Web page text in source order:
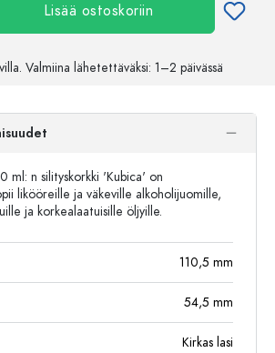
Lisää ostoskoriin
Valmiina lähetettäväksi: 1–2 päivässä
ml: n silityskorkki 'Kubica' on
likööreille ja väkeville alkoholijuomille,
ja korkealaatuisille öljyille.
110,5 mm
54,5 mm
Kirkas lasi